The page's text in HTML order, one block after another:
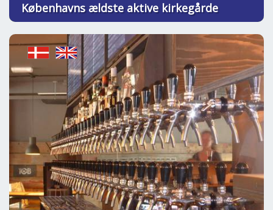
Københavns ældste aktive kirkegårde